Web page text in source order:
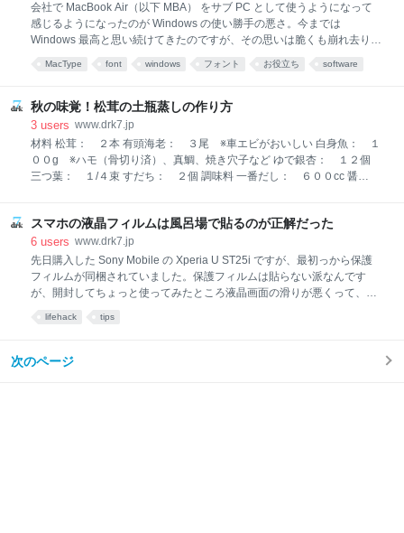
る文字化けパターンを可視化するプログラムと一覧表 まずは誤変換を生
成する perl スクリプトです。プログラムはとっても簡単で、「文字化け
で
会社で MacBook Air（以下 MBA） をサブ PC として使うようになって
感じるようになったのが Windows の使い勝手の悪さ。今までは
Windows 最高と思い続けてきたのですが、その思いは脆くも崩れ去りま
した。かつて白い MacBook を会社で使っていた際には全然良いと思え
なかったのですが、ハード面でもソフト面でも劇的に進化していたの
高！って状態になりました。特にトラックパッドの使い勝手から離れら
れません。 今となっては会社では MBA がメイン PC で VAIO Z がサブ
PC になりつつあります。 とは言えそれは会社での話。自宅ではデジカ
メ整理や杯勝つ環境などソフト面で過去の資産があるのと、ディスプレ
イの大きさゆえに、まだまだ VAIO AW71JB の方がメイン PC だったり
MacType font windows フォント お役立ち software
秋の味覚！松茸の土瓶蒸しの作り方
3 users www.drk7.jp
材料 松茸： ２本 有頭海老： ３尾 ※車エビがおいしい 白身魚： １
００g ※ハモ（骨切り済）、真鯛、焼き穴子など ゆで銀杏： １２個
三つ葉： １/４束 すだち： ２個 調味料 一番だし： ６００cc 醤
かしてから、中火にかけ、泡が出てきたら昆布を抜き、沸騰直前まで熱
したら鰹節一握りを加えて火を止める。３０秒したら綺麗な布巾を敷い
たザルで漉してボウルにあける。 松茸は洗わず軽くぬらした布巾で表面
を拭き、根本の部分は切り、縦に薄切りにする。 沸騰したお湯を用意す
る。 三つ葉の茎の部分を軽く湯通しして冷水でしめて、茎の部分を丸く
しめる。 だし汁に調味料を加えて味付けをする。塩の分量は好みで
スマホの液晶フィルムは風呂場で貼るのが正解だった
6 users www.drk7.jp
先日購入した Sony Mobile の Xperia U ST25i ですが、最初っから保護
フィルムが同梱されていました。保護フィルムは貼らない派なんです
が、開封してちょっと使ってみたところ液晶画面の滑りが悪くって、保
ィルムを貼ることになりました。時間的には開封の儀 30 分後のことな
入るとか良くブログで見かけるけど、そんなに難しいものなのか？って
lifehack tips
次のページ